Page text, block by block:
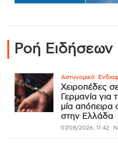
Ροή Ειδήσεων
Αστυνομικό
Χειροπέδες
Γερμανία για
μία απόπειρα
στην Ελλάδα
07/08/2026, 11:42